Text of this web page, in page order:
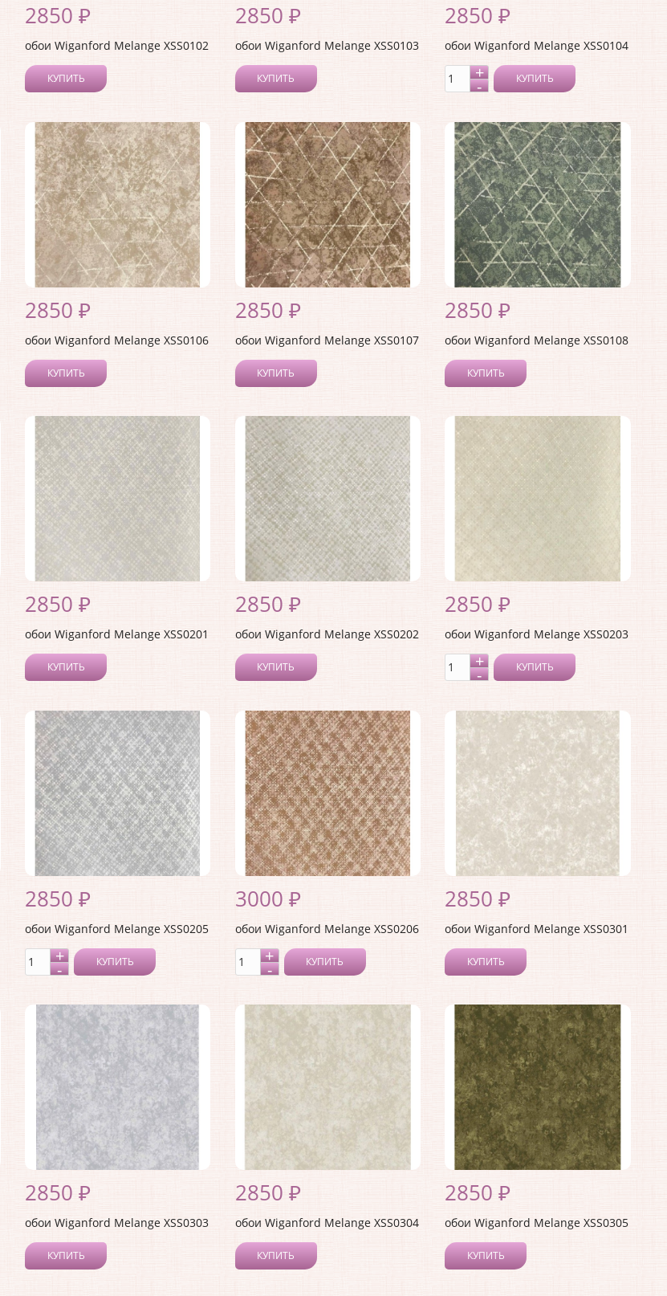
2850 ₽
обои Wiganford Melange XSS0102
КУПИТЬ
2850 ₽
обои Wiganford Melange XSS0103
КУПИТЬ
2850 ₽
обои Wiganford Melange XSS0104
КУПИТЬ
2850 ₽
обои Wiganford Melange XSS0106
КУПИТЬ
2850 ₽
обои Wiganford Melange XSS0107
КУПИТЬ
2850 ₽
обои Wiganford Melange XSS0108
КУПИТЬ
2850 ₽
обои Wiganford Melange XSS0201
КУПИТЬ
2850 ₽
обои Wiganford Melange XSS0202
КУПИТЬ
2850 ₽
обои Wiganford Melange XSS0203
КУПИТЬ
2850 ₽
обои Wiganford Melange XSS0205
КУПИТЬ
3000 ₽
обои Wiganford Melange XSS0206
КУПИТЬ
2850 ₽
обои Wiganford Melange XSS0301
КУПИТЬ
2850 ₽
обои Wiganford Melange XSS0303
КУПИТЬ
2850 ₽
обои Wiganford Melange XSS0304
КУПИТЬ
2850 ₽
обои Wiganford Melange XSS0305
КУПИТЬ